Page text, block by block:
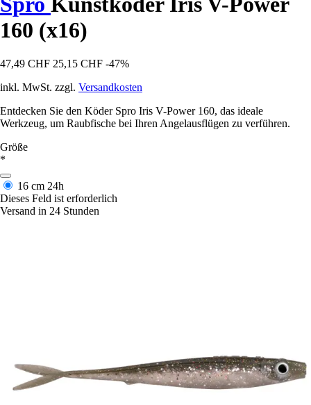
160 (x16)
47,49 CHF 25,15 CHF -47%
inkl. MwSt. zzgl. Versandkosten
Entdecken Sie den Köder Spro Iris V-Power 160, das ideale
Werkzeug, um Raubfische bei Ihren Angelausflügen zu verführen.
Größe
*
16 cm 24h
Dieses Feld ist erforderlich
Versand in 24 Stunden